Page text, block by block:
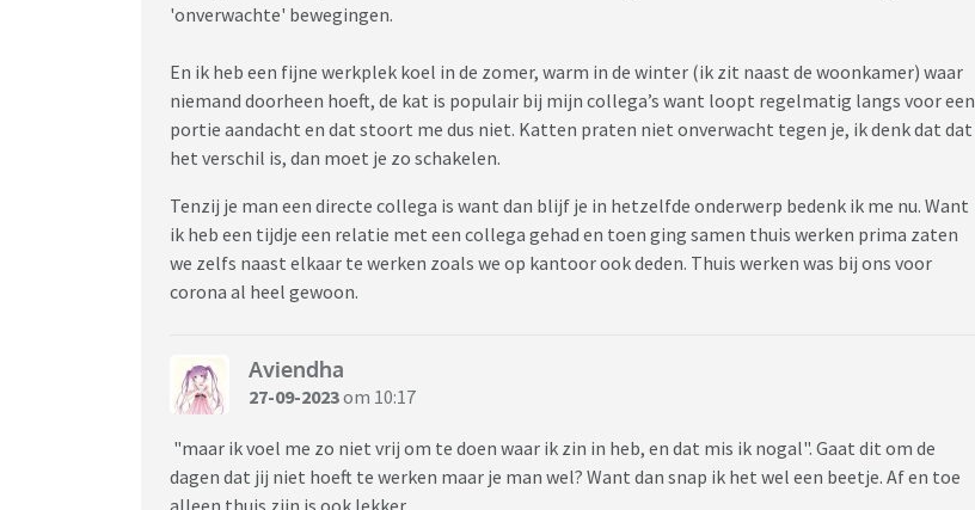
'onverwachte' bewegingen.
En ik heb een fijne werkplek koel in de zomer, warm in de winter (ik zit naast de woonkamer) waar
niemand doorheen hoeft, de kat is populair bij mijn collega’s want loopt regelmatig langs voor een
portie aandacht en dat stoort me dus niet. Katten praten niet onverwacht tegen je, ik denk dat dat
het verschil is, dan moet je zo schakelen.
Tenzij je man een directe collega is want dan blijf je in hetzelfde onderwerp bedenk ik me nu. Want
ik heb een tijdje een relatie met een collega gehad en toen ging samen thuis werken prima zaten
we zelfs naast elkaar te werken zoals we op kantoor ook deden. Thuis werken was bij ons voor
corona al heel gewoon.
Aviendha
27-09-2023om 10:17
"maar ik voel me zo niet vrij om te doen waar ik zin in heb, en dat mis ik nogal". Gaat dit om de
dagen dat jij niet hoeft te werken maar je man wel? Want dan snap ik het wel een beetje. Af en toe
alleen thuis zijn is ook lekker.